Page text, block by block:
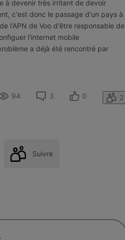
à devenir très irritant de devoir
c'est donc le passage d'un pays à
l'APN de Voo d'être responsable de
l'internet mobile
a déjà été rencontré par
94 3 0 2
Suivre